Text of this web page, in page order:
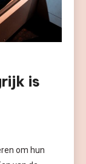
is
om hun